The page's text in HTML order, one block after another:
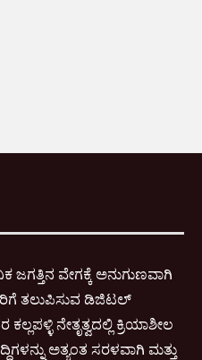
ವೇಗಕ್ಕೆ ಅನುಗುಣವಾಗಿ
ತಲುಪಿಸುವ ಡಿಜಿಟಲ್
ನೇತೃತ್ವದಲ್ಲಿ ಕ್ರಿಯಾಶೀಲ
ಅತ್ಯಂತ ಸರಳವಾಗಿ ಮತ್ತು